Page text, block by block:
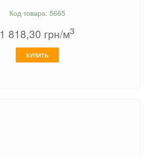
Код товара: 5665
1 818,30 грн/м3
КУПИТЬ